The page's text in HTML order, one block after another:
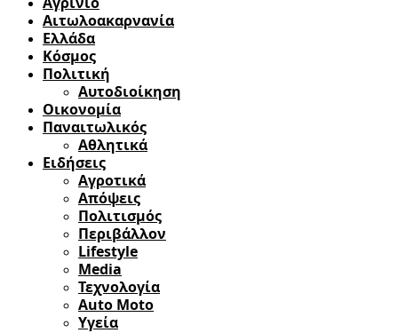
Αιτωλοακαρνανία
Ελλάδα
Κόσμος
Πολιτική
Αυτοδιοίκηση
Οικονομία
Παναιτωλικός
Αθλητικά
Ειδήσεις
Αγροτικά
Απόψεις
Πολιτισμός
Περιβάλλον
Lifestyle
Media
Τεχνολογία
Auto Moto
Υγεία